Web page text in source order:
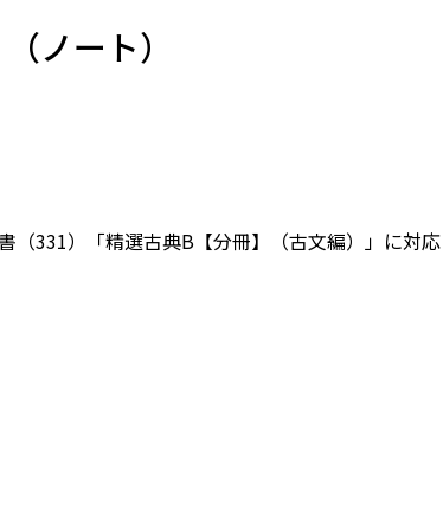
ノート）
（331）「精選古典B【分冊】（古文編）」に対